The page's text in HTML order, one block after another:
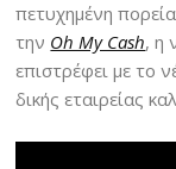
πετυχημένη
την Oh My Cash, η
επιστρέφει με το
δικής εταιρείας